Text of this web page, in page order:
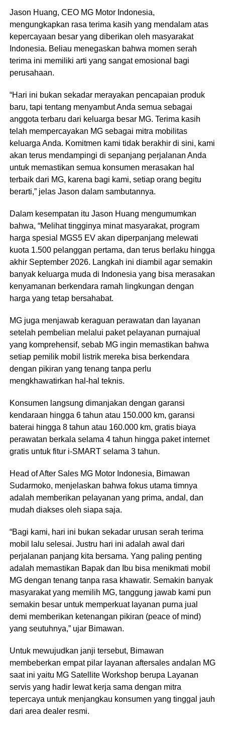
Jason Huang, CEO MG Motor Indonesia,
mengungkapkan rasa terima kasih yang mendalam atas
kepercayaan besar yang diberikan oleh masyarakat
Indonesia. Beliau menegaskan bahwa momen serah
terima ini memiliki arti yang sangat emosional bagi
perusahaan.
“Hari ini bukan sekadar merayakan pencapaian produk
baru, tapi tentang menyambut Anda semua sebagai
anggota terbaru dari keluarga besar MG. Terima kasih
telah mempercayakan MG sebagai mitra mobilitas
keluarga Anda. Komitmen kami tidak berakhir di sini, kami
akan terus mendampingi di sepanjang perjalanan Anda
untuk memastikan semua konsumen merasakan hal
terbaik dari MG, karena bagi kami, setiap orang begitu
berarti,” jelas Jason dalam sambutannya.
Dalam kesempatan itu Jason Huang mengumumkan
bahwa, “Melihat tingginya minat masyarakat, program
harga spesial MGS5 EV akan diperpanjang melewati
kuota 1.500 pelanggan pertama, dan terus berlaku hingga
akhir September 2026. Langkah ini diambil agar semakin
banyak keluarga muda di Indonesia yang bisa merasakan
kenyamanan berkendara ramah lingkungan dengan
harga yang tetap bersahabat.
MG juga menjawab keraguan perawatan dan layanan
setelah pembelian melalui paket pelayanan purnajual
yang komprehensif, sebab MG ingin memastikan bahwa
setiap pemilik mobil listrik mereka bisa berkendara
dengan pikiran yang tenang tanpa perlu
mengkhawatirkan hal-hal teknis.
Konsumen langsung dimanjakan dengan garansi
kendaraan hingga 6 tahun atau 150.000 km, garansi
baterai hingga 8 tahun atau 160.000 km, gratis biaya
perawatan berkala selama 4 tahun hingga paket internet
gratis untuk fitur i-SMART selama 3 tahun.
Head of After Sales MG Motor Indonesia, Bimawan
Sudarmoko, menjelaskan bahwa fokus utama timnya
adalah memberikan pelayanan yang prima, andal, dan
mudah diakses oleh siapa saja.
“Bagi kami, hari ini bukan sekadar urusan serah terima
mobil lalu selesai. Justru hari ini adalah awal dari
perjalanan panjang kita bersama. Yang paling penting
adalah memastikan Bapak dan Ibu bisa menikmati mobil
MG dengan tenang tanpa rasa khawatir. Semakin banyak
masyarakat yang memilih MG, tanggung jawab kami pun
semakin besar untuk memperkuat layanan purna jual
demi memberikan ketenangan pikiran (peace of mind)
yang seutuhnya,” ujar Bimawan.
Untuk mewujudkan janji tersebut, Bimawan
membeberkan empat pilar layanan aftersales andalan MG
saat ini yaitu MG Satellite Workshop berupa Layanan
servis yang hadir lewat kerja sama dengan mitra
tepercaya untuk menjangkau konsumen yang tinggal jauh
dari area dealer resmi.